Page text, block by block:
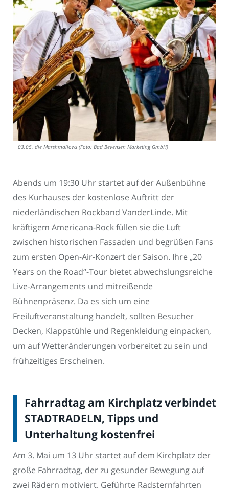
03.05. die Marshmallows (Foto: Bad Bevensen Marketing GmbH)
Abends um 19:30 Uhr startet auf der Außenbühne
des Kurhauses der kostenlose Auftritt der
niederländischen Rockband VanderLinde. Mit
kräftigem Americana-Rock füllen sie die Luft
zwischen historischen Fassaden und begrüßen Fans
zum ersten Open-Air-Konzert der Saison. Ihre „20
Years on the Road“-Tour bietet abwechslungsreiche
Live-Arrangements und mitreißende
Bühnenpräsenz. Da es sich um eine
Freiluftveranstaltung handelt, sollten Besucher
Decken, Klappstühle und Regenkleidung einpacken,
um auf Wetteränderungen vorbereitet zu sein und
frühzeitiges Erscheinen.
Fahrradtag am Kirchplatz verbindet
STADTRADELN, Tipps und
Unterhaltung kostenfrei
Am 3. Mai um 13 Uhr startet auf dem Kirchplatz der
große Fahrradtag, der zu gesunder Bewegung auf
zwei Rädern motiviert. Geführte Radsternfahrten